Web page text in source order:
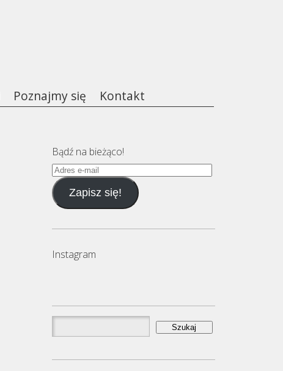
Poznajmy się Kontakt
Bądź na bieżąco!
Adres
e-
mailZapisz się!
Instagram
Szukaj: